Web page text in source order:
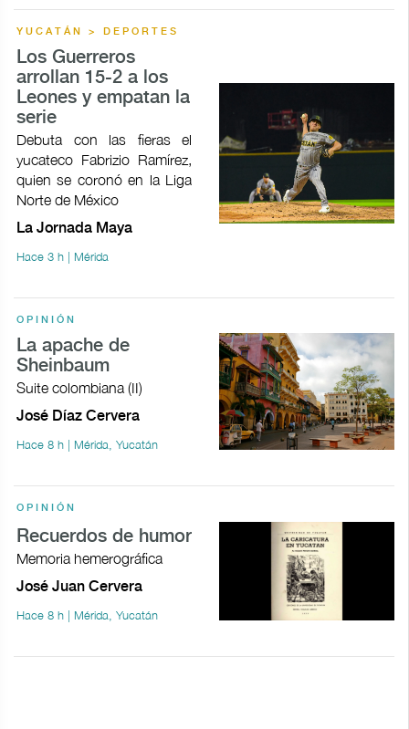
YUCATÁN > DEPORTES
Los Guerreros
arrollan 15-2 a los
Leones y empatan la
serie
Debuta con las fieras el
yucateco Fabrizio Ramírez,
quien se coronó en la Liga
Norte de México
La Jornada Maya
Hace 3 h | Mérida
OPINIÓN
La apache de
Sheinbaum
Suite colombiana (II)
José Díaz Cervera
Hace 8 h | Mérida, Yucatán
OPINIÓN
Recuerdos de humor
Memoria hemerográfica
José Juan Cervera
Hace 8 h | Mérida, Yucatán